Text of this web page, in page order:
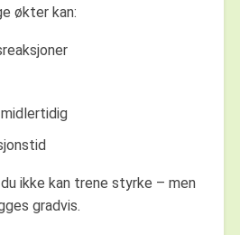
økter kan:
ikke kan trene styrke – men
gradvis.